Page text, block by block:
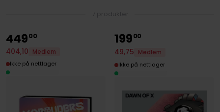
44900
404,10
Medlem
Ikke på nettlager
19900
49,75
Medlem
Ikke på nettlager